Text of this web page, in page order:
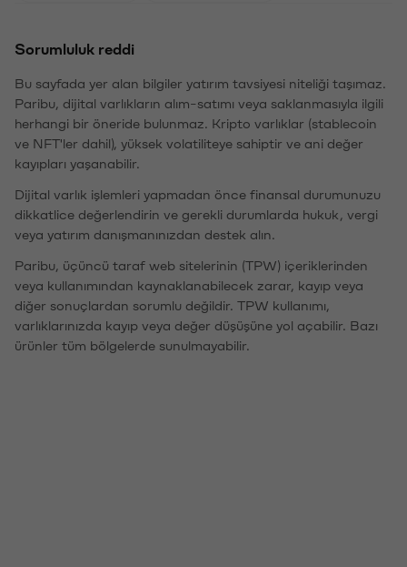
Sorumluluk reddi
Bu sayfada yer alan bilgiler yatırım tavsiyesi niteliği taşımaz.
Paribu, dijital varlıkların alım-satımı veya saklanmasıyla ilgili
herhangi bir öneride bulunmaz. Kripto varlıklar (stablecoin
ve NFT'ler dahil), yüksek volatiliteye sahiptir ve ani değer
kayıpları yaşanabilir.
Dijital varlık işlemleri yapmadan önce finansal durumunuzu
dikkatlice değerlendirin ve gerekli durumlarda hukuk, vergi
veya yatırım danışmanınızdan destek alın.
Paribu, üçüncü taraf web sitelerinin (TPW) içeriklerinden
veya kullanımından kaynaklanabilecek zarar, kayıp veya
diğer sonuçlardan sorumlu değildir. TPW kullanımı,
varlıklarınızda kayıp veya değer düşüşüne yol açabilir. Bazı
ürünler tüm bölgelerde sunulmayabilir.